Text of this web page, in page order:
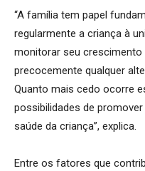
“A família tem papel
regularmente a criança à
monitorar seu
precocemente qualquer
Quanto mais cedo ocorre
possibilidades de
saúde da criança”, explica.
Entre os fatores que